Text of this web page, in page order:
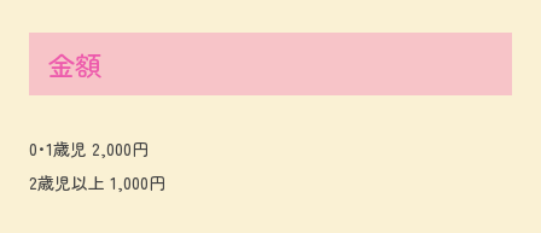
金額
0･1歳児 2,000円
2歳児以上 1,000円